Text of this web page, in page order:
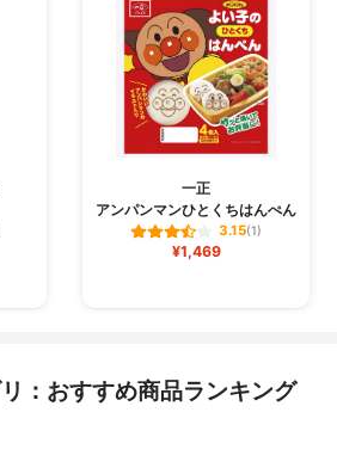
一正
アンパンマンひとくちはんぺん
3.15(1)
¥1,469
：おすすめ商品ランキング